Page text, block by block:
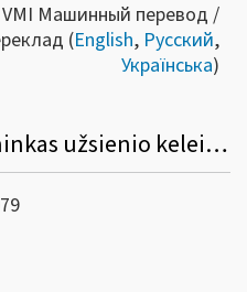
Машинный перевод /
(English, Русский,
Українська)
Ką turi atlikti prekybininkas užsienio keleiviui paprašius taikyti „Tax free shopping“?